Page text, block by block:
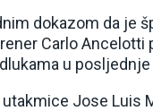
dokazom da je
Carlo
u
Jose Luis